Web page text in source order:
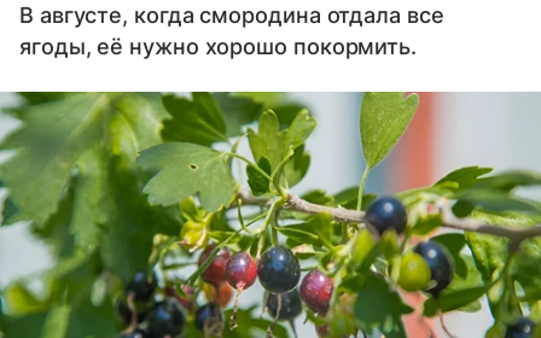
В августе, когда смородина отдала все
ягоды, её нужно хорошо покормить.